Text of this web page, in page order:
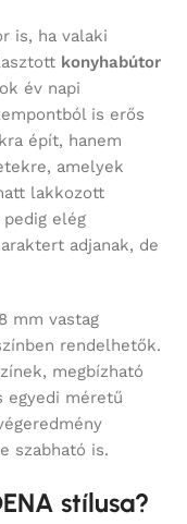
is, ha valaki
konyhabútor
év napi
is erős
épít, hanem
amelyek
lakkozott
elég
adjanak, de
mm vastag
rendelhetők.
megbízható
egyedi méretű
szabható is.
stílusa?